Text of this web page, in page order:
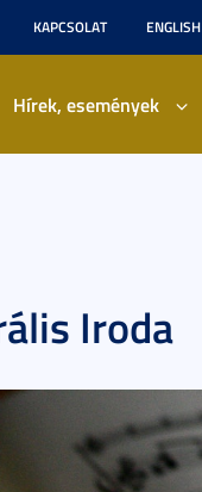
KAPCSOLAT ENGLISH
Hírek, események
Iroda